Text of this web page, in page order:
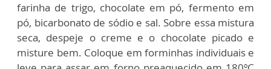
farinha de trigo, chocolate em pó, fermento em
pó, bicarbonato de sódio e sal. Sobre essa mistura
seca, despeje o creme e o chocolate picado e
misture bem. Coloque em forminhas individuais e